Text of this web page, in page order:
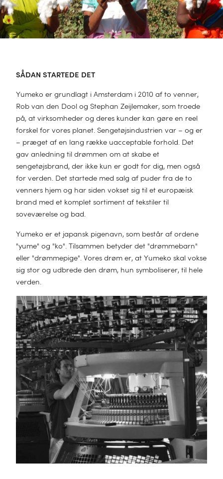
Bæredygtighed
til dine drømme
SE DEM NU
Øko-luksus til
natten
Luksus der
omslutter dig
SHOP NU
Børnedyne til
report 2025
SÅDAN STARTEDE DET
Yumeko er grundlagt i Amsterdam i 2010 af to venner,
Rob van den Dool og Stephan Zeijlemaker, som troede
på, at virksomheder og deres kunder kan gøre en reel
forskel for vores planet. Sengetøjsindustrien var – og er
– præget af en lang række uacceptable forhold. Det
gav anledning til drømmen om at skabe et
sengetøjsbrand, der ikke kun er godt for dig, men også
for verden. Det startede med salg af puder fra de to
venners hjem og har siden vokset sig til et europæisk
brand med et komplet sortiment af tekstiler til
soveværelse og bad.
Yumeko er et japansk pigenavn, som består af ordene
"yume" og "ko". Tilsammen betyder det "drømmebarn"
eller "drømmepige". Vores drøm er, at Yumeko skal vokse
sig stor og udbrede den drøm, hun symboliserer, til hele
verden.